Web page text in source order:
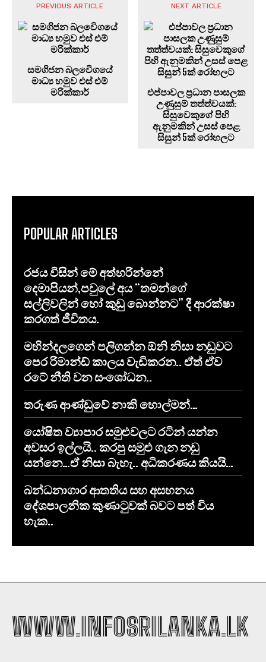
PREVIOUS ARTICLE
සමගිජන බලවෙිගයේ
මාධ්‍ය හමුව එස් එම්
මරික්කාර්
NEXT ARTICLE
එප්පාවල ප්‍රධාන පාසලක
උණුසුම් තත්ත්වයක්:
සිසුවෙකුගේ පිහි
ඇනුමකින් උසස් පෙළ
සිසුන් 5ක් රෝහලට
POPULAR ARTICLES
රජය විසින් මේ අත්හරින්නේ
දෙමාපියන්,පවුලේ අය “තමන්ගේ
සල්ලිවලින් හෝ කුඩු බොන්නට” දී ආරක්ෂා
කරගත් ජීවිතය.
මහින්දලගෙන් පලිගන්න ඕනි නිසා නඩුවට
පෙර රිමාන්ඩ් කාලය වැඩිකරන.. ඒත් ඒව
රටේ නීති වන සංශෝධන..
තරුණ ආණ්ඩුවේ නාකි හොල්මන්…
යෝෂිත ව්‍යාපාර සමුළුවලට රටින් යන්න
අවසර ඉල්ලයි.. කරපු සමුළු ගැන නඩු
යන්නෙ…ඒ නිසා බැහැ.. අධිකරණය කියයි…
​බන්ධනාගාර ආතතිය සහ අසහනය
දේශපාලනික කුණාටුවක් බවට පත් විය
හැක..
WWW.INFOSRILANKA.LK